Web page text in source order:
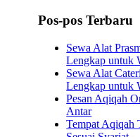
Pos-pos Terbaru
Sewa Alat
Lengkap untuk
Sewa Alat
Lengkap untuk
Pesan Aqiqah
Antar
Tempat Aqiqah